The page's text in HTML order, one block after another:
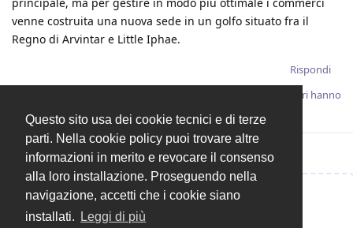
Questo sito usa dei cookie tecnici e di terze
parti. Nella cookie policy puoi trovare altre
informazioni in merito e revocare il consenso
alla loro installazione. Proseguendo nella
navigazione, accetti che i cookie siano
installati.
Leggi di più
venne costruita una nuova sede in un golfo situato fra il
Regno di Arvintar e Little Iphae.
Rispondi
altri hanno
Rispondi alla discussione...